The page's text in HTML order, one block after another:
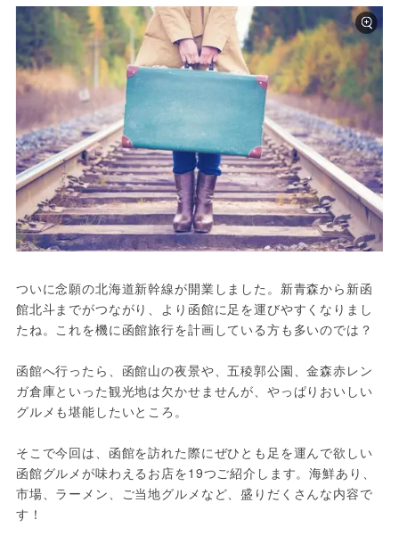
ついに念願の北海道新幹線が開業しました。新青森から新函
館北斗までがつながり、より函館に足を運びやすくなりまし
たね。これを機に函館旅行を計画している方も多いのでは？
函館へ行ったら、函館山の夜景や、五稜郭公園、金森赤レン
ガ倉庫といった観光地は欠かせませんが、やっぱりおいしい
グルメも堪能したいところ。
そこで今回は、函館を訪れた際にぜひとも足を運んで欲しい
函館グルメが味わえるお店を19つご紹介します。海鮮あり、
市場、ラーメン、ご当地グルメなど、盛りだくさんな内容で
す！